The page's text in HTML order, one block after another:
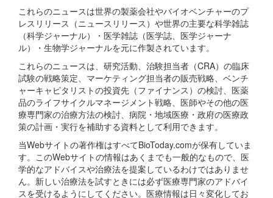
これらのニュースは世界の製薬会社やバイオベンチャーのプ
レスリリース（ニュースリリース）や世界の主要な科学雑誌
（科学ジャーナル）・医学雑誌（医学誌、医学ジャーナ
ル）・生物学ジャーナルを元に作製されています。
これらのニュースは、研究活動、治験担当者（CRA）の臨床
試験の戦略策定、マーケティング担当者の販売戦略、ベンチ
ャーキャピタリストの投資先（ファイナンス）の検討、医薬
品のライフサイクルマネージメント戦略、医師やその他の医
療専門家の治療方法の検討、病院・地域医療・政府の医療政
策の計画・実行を補助する資料として利用できます。
当Webサイトの著作権はすべてBioToday.comが保有していま
す。このWebサイトの情報はあくまでも一般的なもので、医
学的なアドバイスや治療法を提案しているわけではありませ
ん。新しい治療法を試すときには必ず医療専門家のアドバイ
スを受けるようにしてください。医療情報は日々変化してお